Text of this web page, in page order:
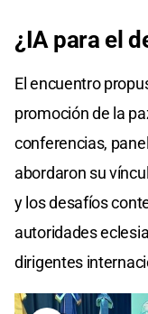
¿IA para el
El encuentro
promoción de la
conferencias,
abordaron su
y los desafíos
autoridades
dirigentes